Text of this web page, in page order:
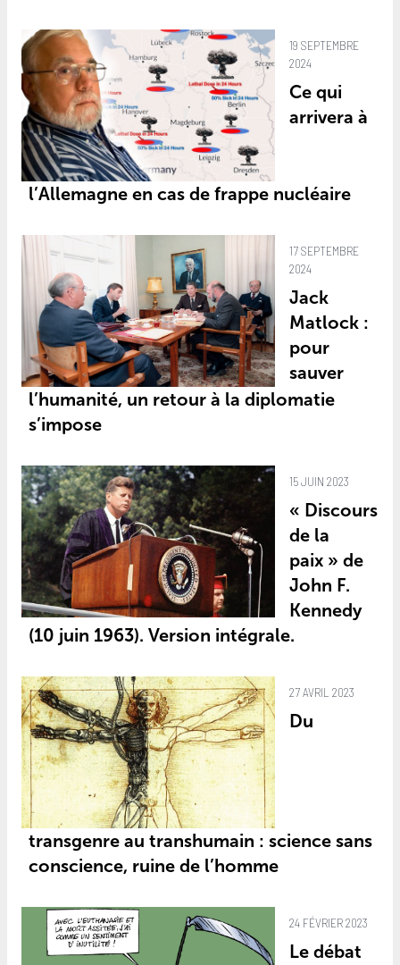
19 SEPTEMBRE
2024
Ce qui
arrivera à
l’Allemagne en cas de frappe nucléaire
17 SEPTEMBRE
2024
Jack
Matlock :
pour
sauver
l’humanité, un retour à la diplomatie
s’impose
15 JUIN 2023
« Discours
de la
paix » de
John F.
Kennedy
(10 juin 1963). Version intégrale.
27 AVRIL 2023
Du
transgenre au transhumain : science sans
conscience, ruine de l’homme
24 FÉVRIER 2023
Le débat